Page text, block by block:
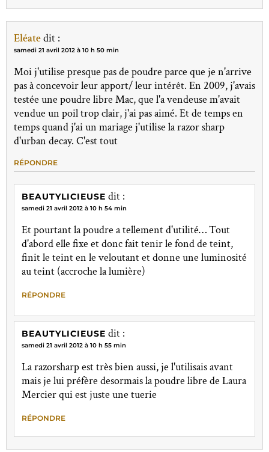
Eléatedit :
samedi 21 avril 2012 à 10 h 50 min
Moi j'utilise presque pas de poudre parce que je n'arrive
pas à concevoir leur apport/ leur intérêt. En 2009, j'avais
testée une poudre libre Mac, que l'a vendeuse m'avait
vendue un poil trop clair, j'ai pas aimé. Et de temps en
temps quand j'ai un mariage j'utilise la razor sharp
d'urban decay. C'est tout
RÉPONDRE
BEAUTYLICIEUSE dit :
samedi 21 avril 2012 à 10 h 54 min
Et pourtant la poudre a tellement d'utilité… Tout
d'abord elle fixe et donc fait tenir le fond de teint,
finit le teint en le veloutant et donne une luminosité
au teint (accroche la lumière)
RÉPONDRE
BEAUTYLICIEUSE dit :
samedi 21 avril 2012 à 10 h 55 min
La razorsharp est très bien aussi, je l'utilisais avant
mais je lui préfère desormais la poudre libre de Laura
Mercier qui est juste une tuerie
RÉPONDRE